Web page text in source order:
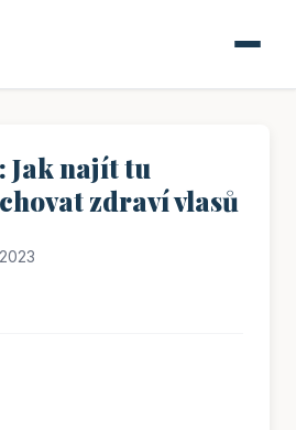
Jak najít tu
zdraví vlasů